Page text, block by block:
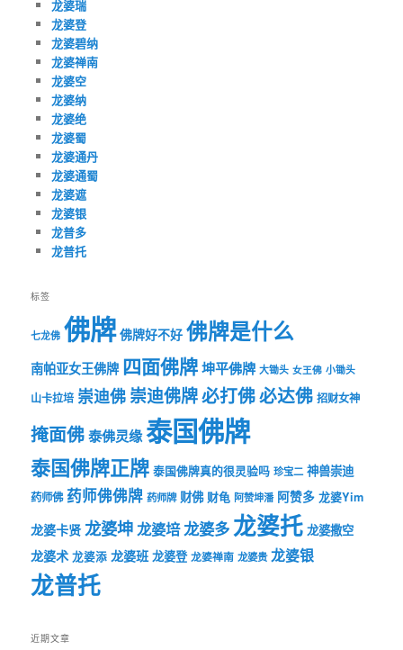
龙婆瑞
龙婆登
龙婆碧纳
龙婆禅南
龙婆空
龙婆纳
龙婆绝
龙婆蜀
龙婆通丹
龙婆通蜀
龙婆遮
龙婆银
龙普多
龙普托
标签
七龙佛 佛牌 佛牌好不好 佛牌是什么
南帕亚女王佛牌 四面佛牌坤平佛牌 大锄头 女王佛 小锄头
山卡拉培 崇迪佛崇迪佛牌必打佛必达佛 招财女神
掩面佛泰佛灵缘泰国佛牌
泰国佛牌正牌 泰国佛牌真的很灵验吗 珍宝二 神兽崇迪
药师佛 药师佛佛牌 药师牌 财佛 财龟 阿赞坤潘 阿赞多 龙婆Yim
龙婆卡贤 龙婆坤龙婆培 龙婆多龙婆托 龙婆撒空
龙婆术 龙婆添 龙婆班 龙婆登 龙婆禅南 龙婆贵 龙婆银
龙普托
近期文章